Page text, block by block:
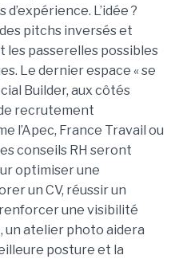
L’idée ?
pitchs inversés et
passerelles possibles
Le dernier espace « se
Builder, aux côtés
recrutement
l’Apec, France Travail ou
conseils RH seront
optimiser une
un CV, réussir un
une visibilité
un atelier photo aidera
posture et la